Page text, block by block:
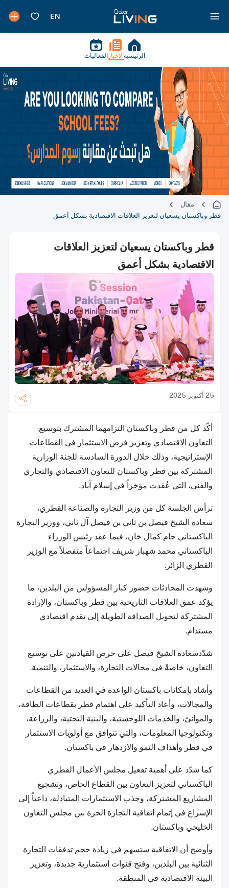
الرئيسية الأخبار الفعاليات
مقال
قطر وباكستان يسعيان لتعزيز العلاقات الاقتصادية بشكل أعمق
قطر وباكستان يسعيان لتعزيز العلاقات
الاقتصادية بشكل أعمق
25 أكتوبر 2025
أكّد كل من قطر وباكستان التزامهما المشترك بتوسيع
التعاون الاقتصادي وتعزيز فرص الاستثمار في القطاعات
الإستراتيجية، وذلك خلال الدورة السادسة للجنة الوزارية
المشتركة بين قطر وباكستان للتعاون الاقتصادي والتجاري
والفني، التي عُقدت مؤخراً في إسلام آباد.
ترأس الجلسة كل من وزير التجارة والصناعة القطري،
سعادة الشيخ فيصل بن ثاني بن فيصل آل ثاني، ووزير التجارة
الباكستاني جام كمال خان، فيما عقد رئيس الوزراء
الباكستاني محمد شهباز شريف اجتماعاً منفصلاً مع الوزير
القطري الزائر.
وشهدت المحادثات حضور كبار المسؤولين من البلدين، ما
يؤكد عمق العلاقات التاريخية بين قطر وباكستان، والإرادة
المشتركة لتحويل الصداقة الطويلة إلى تقدم اقتصادي
مستدام.
شدّدسعادة الشيخ فيصل على حرص القيادتين على توسيع
التعاون، خاصةً في مجالات التجارة، والاستثمار، والتنمية.
وأشاد بإمكانات باكستان الواعدة في العديد من القطاعات
والمجالات، وأعاد التأكيد على اهتمام قطر بقطاعات الطاقة،
والموانئ، والخدمات اللوجستية، والبنية التحتية، والزراعة،
وتكنولوجيا المعلومات، والتي تتوافق مع أولويات الاستثمار
في قطر وأهداف النمو والازدهار في باكستان.
كما شدّد على أهمية تفعيل مجلس الأعمال القطري
الباكستاني لتعزيز التعاون بين القطاع الخاص، وتشجيع
المشاريع المشتركة، وجذب الاستثمارات المتبادلة، داعياً إلى
الإسراع في إتمام اتفاقية التجارة الحرة بين مجلس التعاون
الخليجي وباكستان.
وأوضح أن الاتفاقية ستسهم في زيادة حجم تدفقات التجارة
الثنائية بين البلدين، وفتح قنوات استثمارية جديدة، وتعزيز
البيئة الاقتصادية في المنطقة.